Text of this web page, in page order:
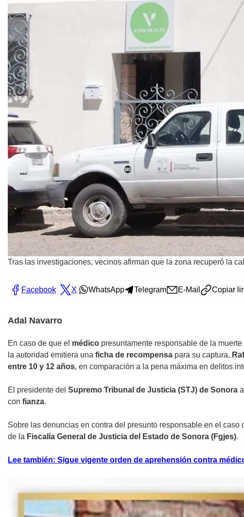
Tras las investigaciones, vecinos afirman que la zona recuperó la
Facebook X WhatsApp Telegram E-Mail Copiar
Adal Navarro
En caso de que el médico presuntamente responsable de la muerte
la autoridad emitiera una ficha de recompensa para su captura,
entre 10 y 12 años, en comparación a la pena máxima en delitos
El presidente del Supremo Tribunal de Justicia (STJ) de Sonora
con fianza.
Sobre las denuncias en contra del presunto responsable en el caso
de la Fiscalía General de Justicia del Estado de Sonora (Fgjes).
Lee también: Sigue vigente orden de aprehensión contra